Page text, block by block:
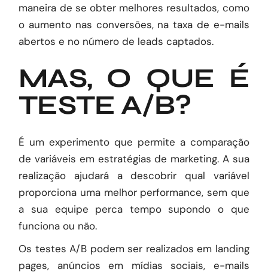
maneira de se obter melhores resultados, como
o aumento nas conversões, na taxa de e-mails
abertos e no número de leads captados.
MAS, O QUE É
TESTE A/B?
É um experimento que permite a comparação
de variáveis em estratégias de marketing. A sua
realização ajudará a descobrir qual variável
proporciona uma melhor performance, sem que
a sua equipe perca tempo supondo o que
funciona ou não.
Os testes A/B podem ser realizados em landing
pages, anúncios em mídias sociais, e-mails